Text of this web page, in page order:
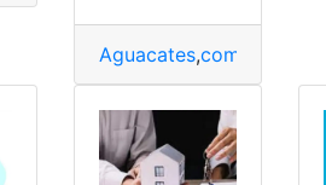
Aguacates,comerlos